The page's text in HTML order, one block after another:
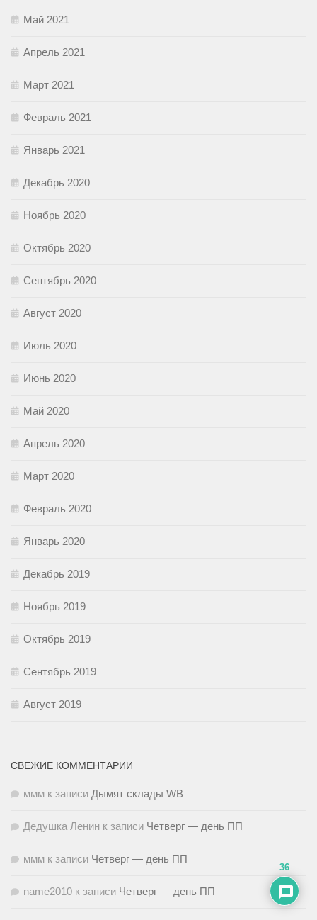
Май 2021
Апрель 2021
Март 2021
Февраль 2021
Январь 2021
Декабрь 2020
Ноябрь 2020
Октябрь 2020
Сентябрь 2020
Август 2020
Июль 2020
Июнь 2020
Май 2020
Апрель 2020
Март 2020
Февраль 2020
Январь 2020
Декабрь 2019
Ноябрь 2019
Октябрь 2019
Сентябрь 2019
Август 2019
СВЕЖИЕ КОММЕНТАРИИ
ммм к записи Дымят склады WB
Дедушка Ленин к записи Четверг — день ПП
ммм к записи Четверг — день ПП
name2010 к записи Четверг — день ПП
36